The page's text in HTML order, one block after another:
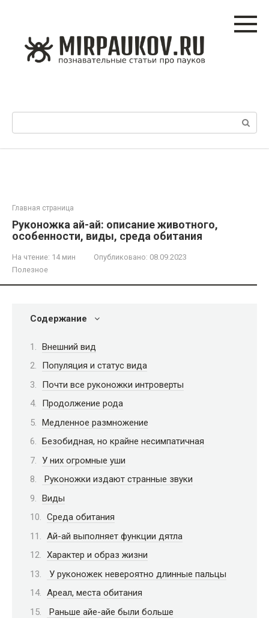
Главная страница
Руконожка ай-ай: описание животного,
особенности, виды, среда обитания
На чтение: 14 мин Опубликовано: 08.09.2023
Полезное
Содержание
Внешний вид
Популяция и статус вида
Почти все руконожки интроверты
Продолжение рода
Медленное размножение
Безобидная, но крайне несимпатичная
У них огромные уши
Руконожки издают странные звуки
Виды
Среда обитания
Ай-ай выполняет функции дятла
Характер и образ жизни
У руконожек невероятно длинные пальцы
Ареал, места обитания
Раньше айе-айе были больше